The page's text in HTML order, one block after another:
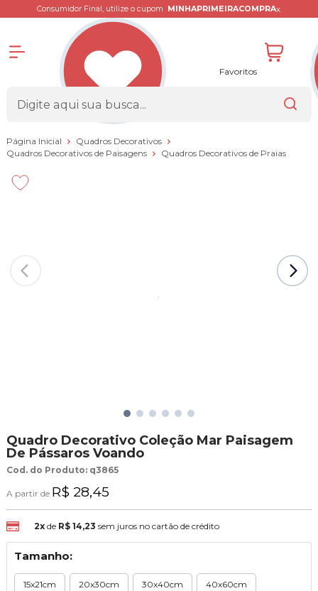
Consumidor Final, utilize o cupom MINHAPRIMEIRACOMPRAx
Favoritos
Página Inicial
Quadros Decorativos
Quadros Decorativos de Paisagens
Quadros Decorativos de Praias
Quadro Decorativo Coleção Mar Paisagem
De Pássaros Voando
Cod. do Produto: q3865
A partir de R$ 28,45
2xde R$ 14,23 sem juros no cartão de crédito
Tamanho:
15x21cm 20x30cm 30x40cm 40x60cm